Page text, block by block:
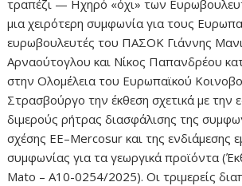
τραπέζι — Ηχηρό «όχι» των
μια χειρότερη συμφωνία για τους
ευρωβουλευτές του ΠΑΣΟΚ Γιάννης
Αρναούτογλου και Νίκος Παπανδρέου
στην Ολομέλεια του Ευρωπαϊκού
Στρασβούργο την έκθεση σχετικά με την
διμερούς ρήτρας διασφάλισης της
σχέσης ΕΕ–Mercosur και της ενδιάμεσης
συμφωνίας για τα γεωργικά προϊόντα
Mato – A10-0254/2025). Οι τριμερείς